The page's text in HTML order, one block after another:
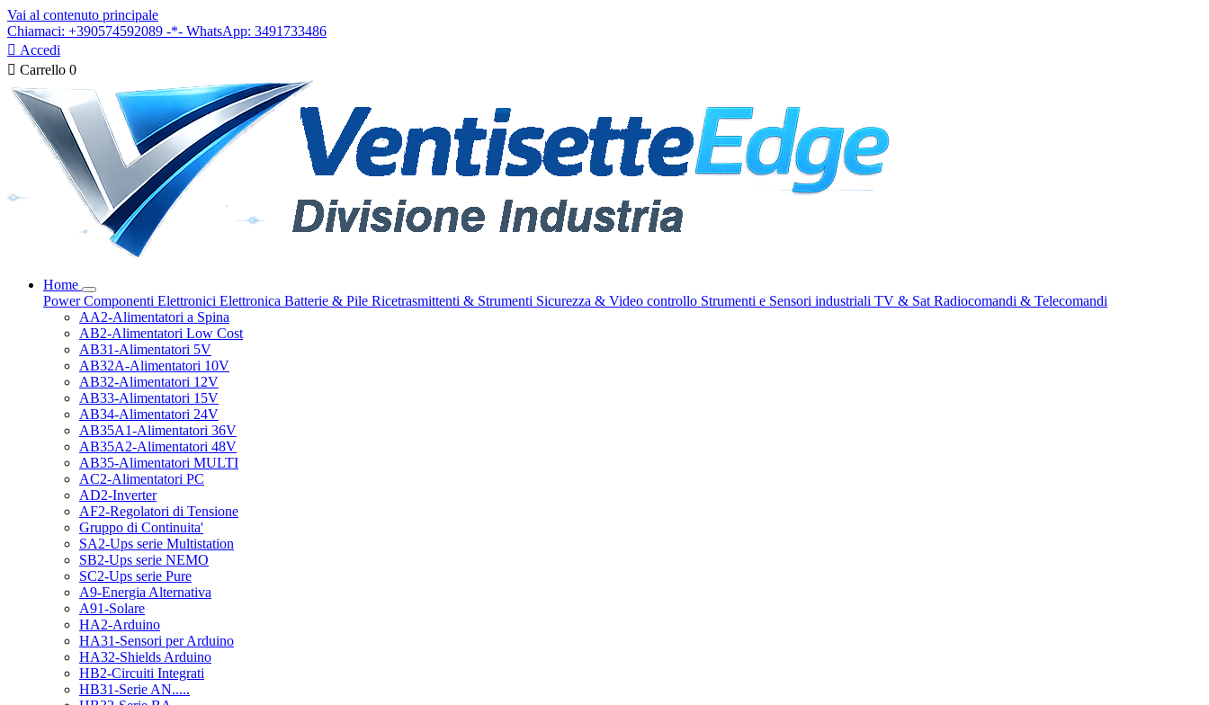
Vai al contenuto principale
Chiamaci: +390574592089 -*- WhatsApp: 3491733486
 Accedi
 Carrello 0
Home
PowerComponenti Elettronici Elettronica Batterie & Pile Ricetrasmittenti & Strumenti Sicurezza & Video controllo Strumenti e Sensori industriali TV & Sat Radiocomandi & Telecomandi
AA2-Alimentatori a Spina
AB2-Alimentatori Low Cost
AB31-Alimentatori 5V
AB32A-Alimentatori 10V
AB32-Alimentatori 12V
AB33-Alimentatori 15V
AB34-Alimentatori 24V
AB35A1-Alimentatori 36V
AB35A2-Alimentatori 48V
AB35-Alimentatori MULTI
AC2-Alimentatori PC
AD2-Inverter
AF2-Regolatori di Tensione
Gruppo di Continuita'
SA2-Ups serie Multistation
SB2-Ups serie NEMO
SC2-Ups serie Pure
A9-Energia Alternativa
A91-Solare
HA2-Arduino
HA31-Sensori per Arduino
HA32-Shields Arduino
HB2-Circuiti Integrati
HB31-Serie AN.....